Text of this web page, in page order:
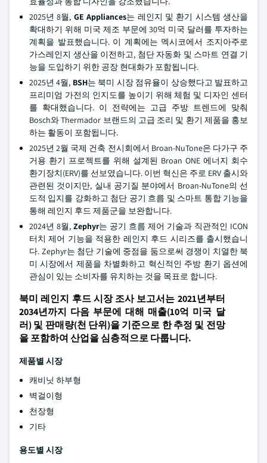
2025년 8월, GE Appliances는 레인지 및 환기 시스템 생산을
확대하기 위해 미국 제조 부문에 30억 미국 달러를 투자하는
계획을 발표했습니다. 이 계획에는 멕시코에서 조지아주로
가스레인지 생산을 이전하고, 첨단 자동화 및 스마트 연결 기
능을 도입하기 위한 공장 현대화가 포함됩니다.
2025년 4월, BSH는 북미 시장 점유율이 상승했다고 발표하고
프리미엄 가전의 인지도를 높이기 위해 체험 및 디자인 센터
를 확대했습니다. 이 전략에는 고급 주방 트렌드에 맞춰
Bosch와 Thermador 브랜드의 고급 조리 및 환기 제품을 홍보
하는 활동이 포함됩니다.
2025년 2월 국제 건축 전시회에서 Broan-NuTone은 다가구 주
거용 환기 프로젝트를 위해 설계된 Broan ONE 에너지 회수
환기장치(ERV)를 선보였습니다. 이번 혁신은 주로 ERV 출시와
관련된 것이지만, 실내 공기질 분야에서 Broan-NuTone의 선
도적 입지를 강화하고 첨단 공기 흐름 및 스마트 통합 기능을
통해 레인지 후드 제품군을 보완합니다.
2024년 8월, Zephyr는 공기 흐름 제어 기술과 직관적인 ICON
터치 제어 기능을 적용한 레인지 후드 시리즈를 출시했습니
다. Zephyr는 첨단 기술에 중점을 둠으로써 경쟁이 치열한 북
미 시장에서 제품을 차별화하고 혁신적인 주방 환기 옵션에
관심이 있는 소비자를 유치하는 것을 목표로 합니다.
북미 레인지 후드 시장 조사 보고서는 2021년부터
2034년까지 다음 부문에 대해 매출(10억 미국 달
러) 및 판매량(천 단위)을 기준으로 한 추정 및 전망
을 포함하여 산업을 심층적으로 다룹니다.
제품별 시장
캐비닛 하부형
벽걸이형
천장형
기타
용도별 시장